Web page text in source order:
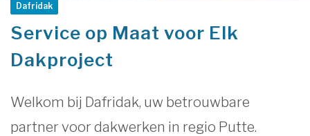
Dafridak
Service op Maat voor Elk
Dakproject
Welkom bij Dafridak, uw betrouwbare
partner voor dakwerken in regio Putte.